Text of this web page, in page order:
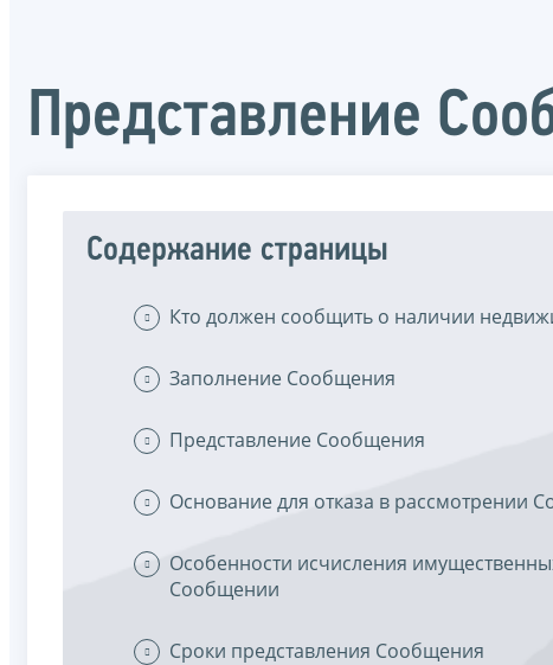
Представление
Содержание страницы
Кто должен сообщить о наличии
Заполнение Сообщения
Представление Сообщения
Основание для отказа в рассмотрении
Особенности исчисления
Сообщении
Сроки представления Сообщения